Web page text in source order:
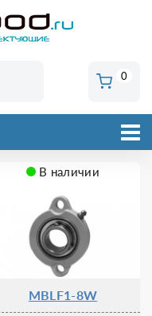
0
В наличии
MBLF1-8W